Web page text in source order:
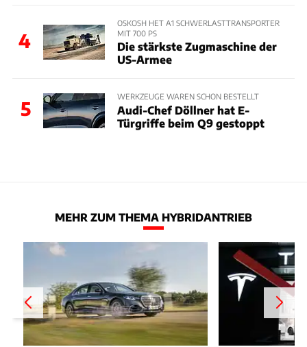
4
OSKOSH HET A1 SCHWERLASTTRANSPORTER
MIT 700 PS
Die stärkste Zugmaschine der
US-Armee
5
WERKZEUGE WAREN SCHON BESTELLT
Audi-Chef Döllner hat E-
Türgriffe beim Q9 gestoppt
MEHR ZUM THEMA HYBRIDANTRIEB